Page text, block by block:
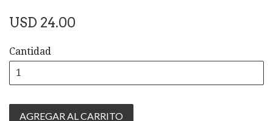
Precio
USD 24.00
Cantidad
AGREGAR AL CARRITO